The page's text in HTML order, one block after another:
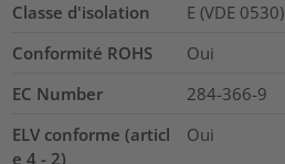
Classe d'isolation
E (VDE 0530)
Conformité ROHS
Oui
EC Number
284-366-9
ELV conforme (articl
e 4 - 2)
Oui